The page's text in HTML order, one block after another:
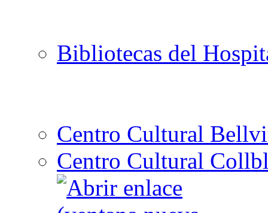
Bibliotecas del
Centro Cultural
Centro Cultural